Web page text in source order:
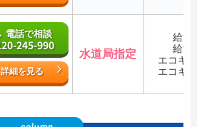
電話で相談
245-990
詳細を見る
水道局指定
給湯
給湯
エコキ
エコキ